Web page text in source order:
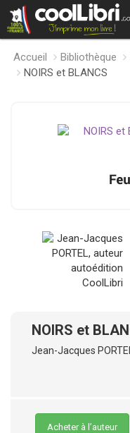
Accueil Bibliothèque
NOIRS et BLANCS
NOIRS et
Jean-Jacques PORTEL
Acheter à l’auteur